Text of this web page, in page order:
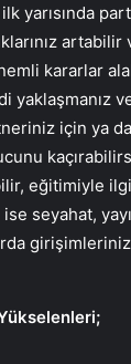
yarısında
artabilir
kararlar
yaklaşmanız
için ya
eğitimiyle
seyahat,